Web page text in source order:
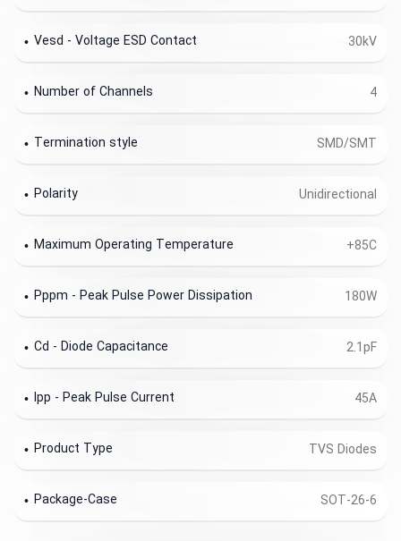
30kV
Vesd - Voltage ESD Contact
4
Number of Channels
SMD/SMT
Termination style
Unidirectional
Polarity
+85C
Maximum Operating Temperature
180W
Pppm - Peak Pulse Power Dissipation
2.1pF
Cd - Diode Capacitance
45A
Ipp - Peak Pulse Current
TVS Diodes
Product Type
SOT-26-6
Package-Case